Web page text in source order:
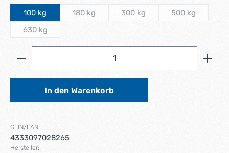
100 kg 180 kg
(Diese Option ist zurzeit nicht verfügbar.)
300 kg
(Diese Option ist zurzeit nicht
500 kg
(Diese
630 kg
(Diese Option ist zurzeit nicht verfügbar.)
Produkt Anzahl: Gib den gewünschten Wert ein
In den Warenkorb
GTIN/EAN:
4333097028265
Hersteller: